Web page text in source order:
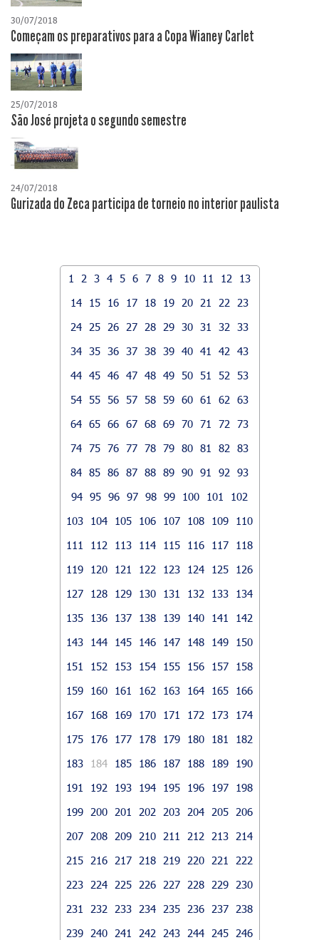
30/07/2018
Começam os preparativos para a Copa Wianey Carlet
25/07/2018
São José projeta o segundo semestre
24/07/2018
Gurizada do Zeca participa de torneio no interior paulista
1 2 3 4 5 6 7 8 9 10 11 12
13
14
15 16 17 18 19 20 21 22
23
24
25 26 27 28 29 30 31 32
33
34 35 36 37 38 39 40 41 42
43
44 45 46 47 48 49 50 51 52
53
54 55 56 57 58 59 60 61 62
63
64 65 66 67 68 69 70 71 72
73
74 75 76 77 78 79 80 81 82
83
84 85 86 87 88 89 90 91 92
93
94 95 96 97 98 99 100 101
102
103
104 105 106 107 108 109
110
111
112 113 114 115 116 117
118
119
120 121 122 123 124 125
126
127
128 129 130 131 132 133
134
135
136 137 138 139 140 141
142
143
144 145 146 147 148 149
150
151
152 153 154 155 156 157
158
159
160 161 162 163 164 165
166
167
168 169 170 171 172 173
174
175
176 177 178 179 180 181
182
183
184 185 186 187 188 189
190
191
192 193 194 195 196 197
198
199
200 201 202 203 204 205
206
207
208 209 210 211 212 213
214
215
216 217 218 219 220 221
222
223
224 225 226 227 228 229
230
231
232 233 234 235 236 237
238
239
240 241 242 243 244 245
246